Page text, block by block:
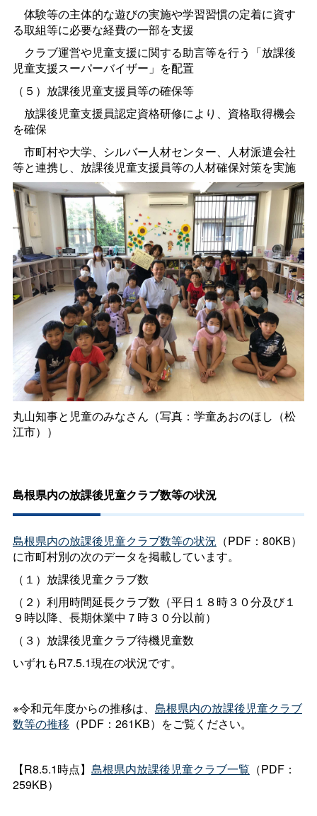
体験等の主体的な遊びの実施や学習習慣の定着に資す
る取組等に必要な経費の一部を支援
クラブ運営や児童支援に関する助言等を行う「放課後
児童支援スーパーバイザー」を配置
（５）放課後児童支援員等の確保等
放課後児童支援員認定資格研修により、資格取得機会
を確保
市町村や大学、シルバー人材センター、人材派遣会社
等と連携し、放課後児童支援員等の人材確保対策を実施
丸山知事と児童のみなさん（写真：学童あおのほし（松
江市））
島根県内の放課後児童クラブ数等の状況
島根県内の放課後児童クラブ数等の状況 （PDF：80KB）
に市町村別の次のデータを掲載しています。
（１）放課後児童クラブ数
（２）利用時間延長クラブ数（平日１８時３０分及び１
９時以降、長期休業中７時３０分以前）
（３）放課後児童クラブ待機児童数
いずれもR7.5.1現在の状況です。
※令和元年度からの推移は、 島根県内の放課後児童クラブ
数等の推移 （PDF：261KB）をご覧ください。
【R8.5.1時点】 島根県内放課後児童クラブ一覧 （PDF：
259KB）